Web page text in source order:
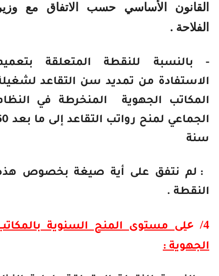
القانون الأساسي حسب الاتفاق مع وزير
الفلاحة .
- بالنسبة للنقطة المتعلقة بتعميم
الاستفادة من تمديد سن التقاعد لشغيلة
المكاتب الجهوية
المنخرطة في النظام
الجماعي لمنح رواتب التقاعد إلى ما بعد 60
سنة
: لم نتفق على أية صيغة بخصوص هذه
النقطة .
4/ على مستوى المنح السنوية بالمكاتب
الجهوية :